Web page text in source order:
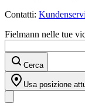
Contatti:
Fielmann nelle tue
Cerca
Usa posizione